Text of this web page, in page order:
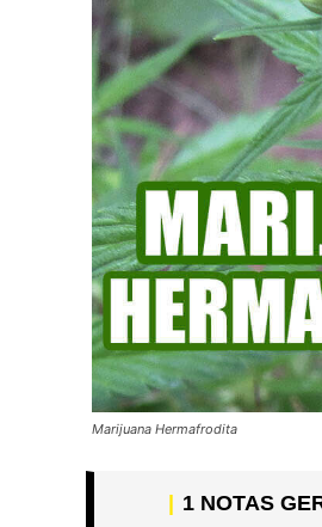
Marijuana Hermafrodita
1 NOTAS